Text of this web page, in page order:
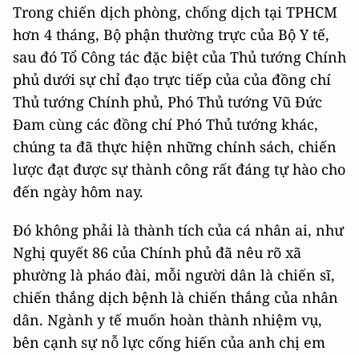
Trong chiến dịch phòng, chống dịch tại TPHCM
hơn 4 tháng, Bộ phận thường trực của Bộ Y tế,
sau đó Tổ Công tác đặc biệt của Thủ tướng Chính
phủ dưới sự chỉ đạo trực tiếp của của đồng chí
Thủ tướng Chính phủ, Phó Thủ tướng Vũ Đức
Đam cùng các đồng chí Phó Thủ tướng khác,
chúng ta đã thực hiện những chính sách, chiến
lược đạt được sự thành công rất đáng tự hào cho
đến ngày hôm nay.
Đó không phải là thành tích của cá nhân ai, như
Nghị quyết 86 của Chính phủ đã nêu rõ xã
phường là pháo đài, mỗi người dân là chiến sĩ,
chiến thắng dịch bệnh là chiến thắng của nhân
dân. Ngành y tế muốn hoàn thành nhiệm vụ,
bên cạnh sự nỗ lực cống hiến của anh chị em